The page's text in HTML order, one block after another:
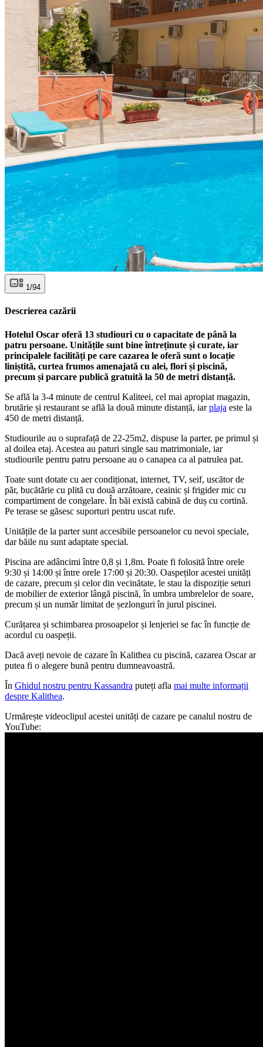
1/94
Descrierea cazării
Hotelul Oscar oferă 13 studiouri cu o capacitate de până la
patru persoane. Unitățile sunt bine întreținute și curate, iar
principalele facilități pe care cazarea le oferă sunt o locație
liniștită, curtea frumos amenajată cu alei, flori și piscină,
precum și parcare publică gratuită la 50 de metri distanță.
Se află la 3-4 minute de centrul Kaliteei, cel mai apropiat magazin,
brutărie și restaurant se află la două minute distanță, iarplaja este la
450 de metri distanță.
Studiourile au o suprafață de 22-25m2, dispuse la parter, pe primul și
al doilea etaj. Acestea au paturi single sau matrimoniale, iar
studiourile pentru patru persoane au o canapea ca al patrulea pat.
Toate sunt dotate cu aer condiționat, internet, TV, seif, uscător de
păr, bucătărie cu plită cu două arzătoare, ceainic și frigider mic cu
compartiment de congelare. În băi există cabină de duș cu cortină.
Pe terase se găsesc suporturi pentru uscat rufe.
Unitățile de la parter sunt accesibile persoanelor cu nevoi speciale,
dar băile nu sunt adaptate special.
Piscina are adâncimi între 0,8 și 1,8m. Poate fi folosită între orele
9:30 și 14:00 și între orele 17:00 și 20:30. Oaspeților acestei unități
de cazare, precum și celor din vecinătate, le stau la dispoziție seturi
de mobilier de exterior lângă piscină, în umbra umbrelelor de soare,
precum și un număr limitat de șezlonguri în jurul piscinei.
Curățarea și schimbarea prosoapelor și lenjeriei se fac în funcție de
acordul cu oaspeții.
Dacă aveți nevoie de cazare în Kalithea cu piscină, cazarea Oscar ar
putea fi o alegere bună pentru dumneavoastră.
În Ghidul nostru pentru Kassandra puteți afla mai multe informații
despre Kalithea.
Urmărește videoclipul acestei unități de cazare pe canalul nostru de
YouTube: